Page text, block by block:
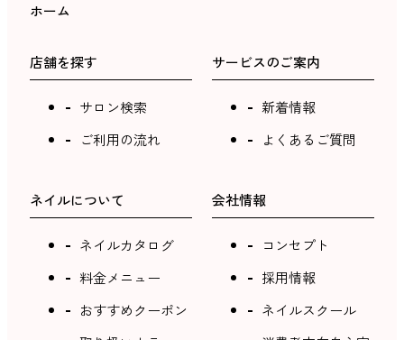
ホーム
店舗を探す
サロン検索
ご利用の流れ
サービスのご案内
新着情報
よくあるご質問
ネイルについて
ネイルカタログ
料金メニュー
おすすめクーポン
会社情報
コンセプト
採用情報
ネイルスクール